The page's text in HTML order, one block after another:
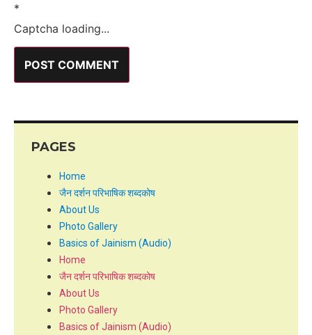
*
Captcha loading...
PAGES
Home
जैन दर्शन परिभाषिक शब्दकोष
About Us
Photo Gallery
Basics of Jainism (Audio)
Home
जैन दर्शन परिभाषिक शब्दकोष
About Us
Photo Gallery
Basics of Jainism (Audio)